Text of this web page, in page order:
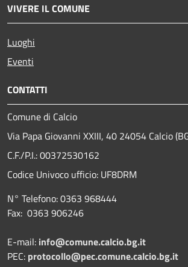
VIVERE IL COMUNE
Luoghi
Eventi
CONTATTI
Comune di Calcio
Via Papa Giovanni XXIII, 40 24054 Calcio
C.F./P.I.: 00372530162
Codice Univoco ufficio: UF8DRM
N° Telefono: 0363 968444
Fax: 0363 906246
E-mail: info@comune.calcio.bg.it
PEC: protocollo@pec.comune.calcio.bg.it